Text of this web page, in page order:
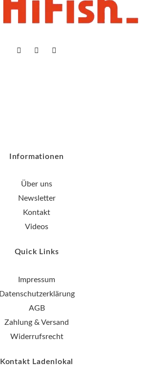
Informationen
Über uns
Newsletter
Kontakt
Videos
Quick Links
Impressum
Datenschutzerklärung
AGB
Zahlung & Versand
Widerrufsrecht
Kontakt Ladenlokal